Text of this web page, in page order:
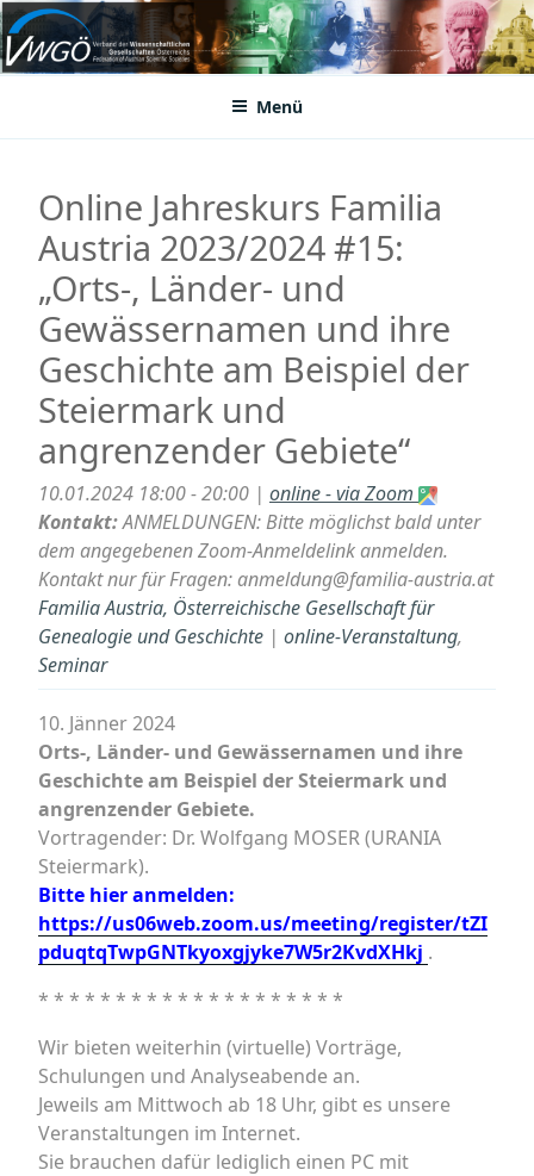
Zum
Inhalt
springenVWGÖ
Federation of Austrian Scientific Societies
Menü
Online Jahreskurs Familia
Austria 2023/2024 #15:
„Orts-, Länder- und
Gewässernamen und ihre
Geschichte am Beispiel der
Steiermark und
angrenzender Gebiete“
10.01.2024 18:00 - 20:00 | online - via Zoom
Kontakt:ANMELDUNGEN: Bitte möglichst bald unter
dem angegebenen Zoom-Anmeldelink anmelden.
Kontakt nur für Fragen: anmeldung@familia-austria.at
Familia Austria, Österreichische Gesellschaft für
Genealogie und Geschichte | online-Veranstaltung,
Seminar
10. Jänner 2024
Orts-, Länder- und Gewässernamen und ihre
Geschichte am Beispiel der Steiermark und
angrenzender Gebiete.
Vortragender: Dr. Wolfgang MOSER (URANIA
Steiermark).
Bitte hier anmelden:
https://us06web.zoom.us/meeting/register/tZI
pduqtqTwpGNTkyoxgjyke7W5r2KvdXHkj .
* * * * * * * * * * * * * * * * * * * *
Wir bieten weiterhin (virtuelle) Vorträge,
Schulungen und Analyseabende an.
Jeweils am Mittwoch ab 18 Uhr, gibt es unsere
Veranstaltungen im Internet.
Sie brauchen dafür lediglich einen PC mit